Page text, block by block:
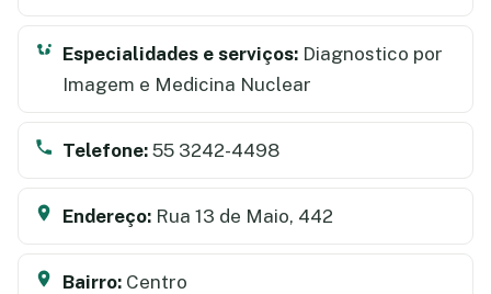
Especialidades e serviços: Diagnostico por
Imagem e Medicina Nuclear
Telefone: 55 3242-4498
Endereço: Rua 13 de Maio, 442
Bairro: Centro